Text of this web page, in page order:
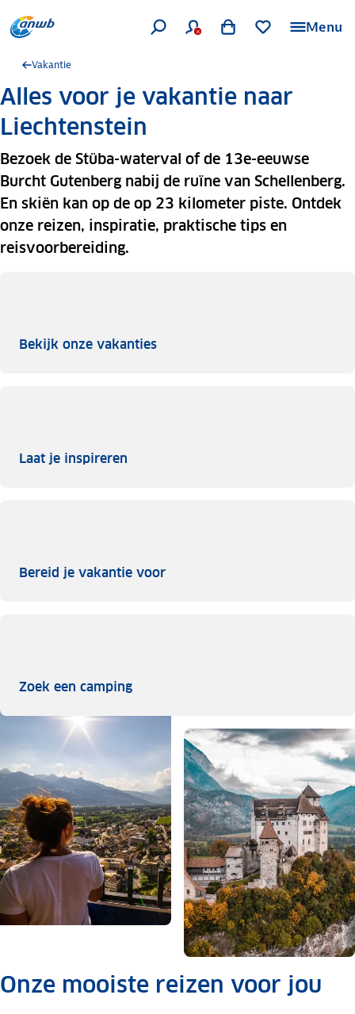
Menu
Vakantie
Alles voor je vakantie naar
Liechtenstein
Bezoek de Stüba-waterval of de 13e-eeuwse
Burcht Gutenberg nabij de ruïne van Schellenberg.
En skiën kan op de op 23 kilometer piste. Ontdek
onze reizen, inspiratie, praktische tips en
reisvoorbereiding.
Bekijk onze vakantiesBekijk onze vakanties
Laat je inspireren
Bereid je vakantie voorBereid je vakantie voor
Zoek een campingZoek een camping
.Onze mooiste reizen voor jou